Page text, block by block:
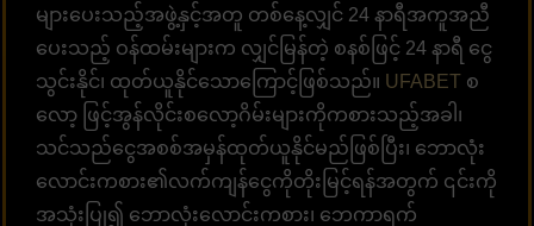
များပေးသည့်အဖွဲ့နှင့်အတူ တစ်နေ့လျှင် 24 နာရီအကူအညီ
ပေးသည့် ဝန်ထမ်းများက လျှင်မြန်တဲ့ စနစ်ဖြင့် 24 နာရီ ငွေ
သွင်းနိုင်၊ ထုတ်ယူနိုင်သောကြောင့်ဖြစ်သည်။ UFABET စ
လော့ ဖြင့်အွန်လိုင်းစလော့ဂိမ်းများကိုကစားသည့်အခါ၊
သင်သည်ငွေအစစ်အမှန်ထုတ်ယူနိုင်မည်ဖြစ်ပြီး၊ ဘောလုံး
လောင်းကစား၏လက်ကျန်ငွေကိုတိုးမြင့်ရန်အတွက် ၎င်းကို
အသုံးပြု၍ ဘောလုံးလောင်းကစား၊ ဘေကာရက်